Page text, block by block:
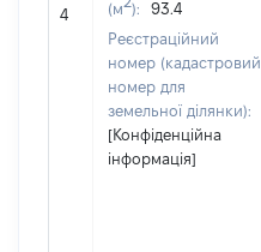
4
(м ):
93.4
Реєстраційний
номер (кадастровий
номер для
земельної ділянки):
[Конфіденційна
інформація]